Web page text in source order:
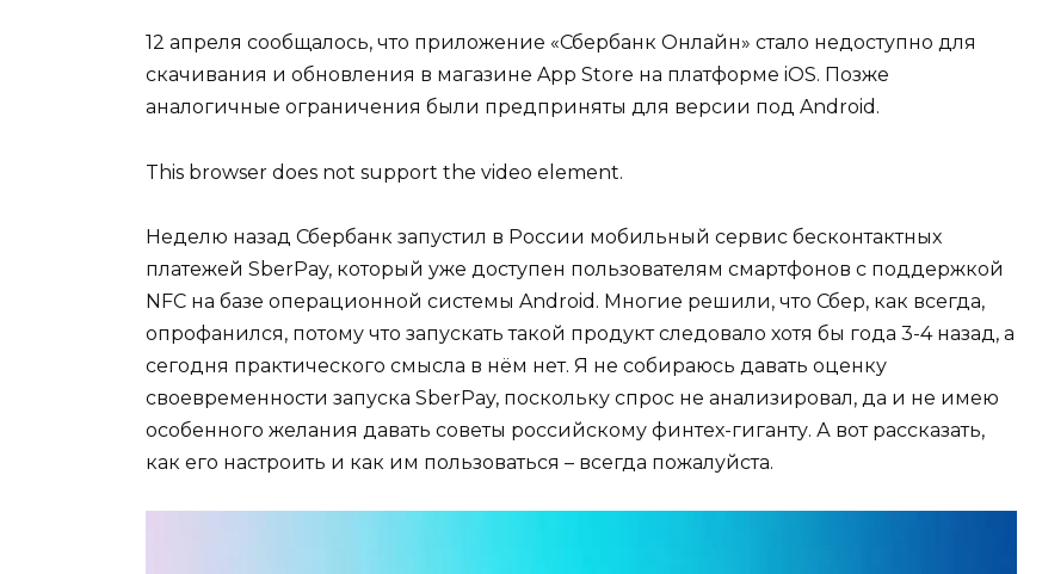
12 апреля сообщалось, что приложение «Сбербанк Онлайн» стало недоступно для
скачивания и обновления в магазине App Store на платформе iOS. Позже
аналогичные ограничения были предприняты для версии под Android.
This browser does not support the video element.
Неделю назад Сбербанк запустил в России мобильный сервис бесконтактных
платежей SberPay, который уже доступен пользователям смартфонов с поддержкой
NFC на базе операционной системы Android. Многие решили, что Сбер, как всегда,
опрофанился, потому что запускать такой продукт следовало хотя бы года 3-4 назад, а
сегодня практического смысла в нём нет. Я не собираюсь давать оценку
своевременности запуска SberPay, поскольку спрос не анализировал, да и не имею
особенного желания давать советы российскому финтех-гиганту. А вот рассказать,
как его настроить и как им пользоваться – всегда пожалуйста.